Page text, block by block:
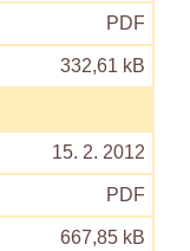
PDF
332,61 kB
15. 2. 2012
PDF
667,85 kB